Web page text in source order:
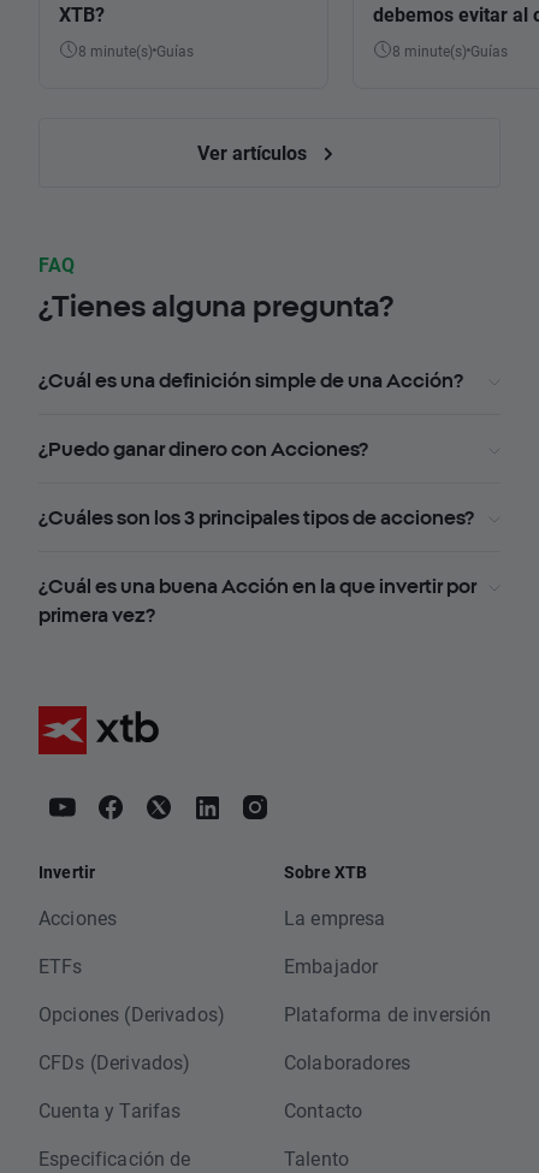
XTB?
8 minute(s) Guías
debemos evitar al
8 minute(s) Guías
Ver artículos
FAQ
¿Tienes alguna pregunta?
¿Cuál es una definición simple de una Acción?
¿Puedo ganar dinero con Acciones?
¿Cuáles son los 3 principales tipos de acciones?
¿Cuál es una buena Acción en la que invertir por
primera vez?
Invertir
Acciones
ETFs
Opciones (Derivados)
CFDs (Derivados)
Cuenta y Tarifas
Especificación de
Sobre XTB
La empresa
Embajador
Plataforma de inversión
Colaboradores
Contacto
Talento